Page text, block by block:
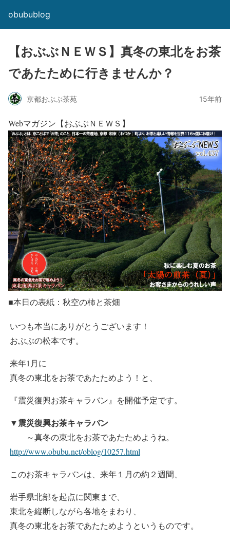
obubublog
【おぶぶＮＥＷＳ】真冬の東北をお茶
であたために行きませんか？
京都おぶぶ茶苑 15年前
Webマガジン【おぶぶＮＥＷＳ】
■本日の表紙：秋空の柿と茶畑
いつも本当にありがとうございます！
おぶぶの松本です。
来年1月に
真冬の東北をお茶であたためよう！と、
『震災復興お茶キャラバン』を開催予定です。
▼震災復興お茶キャラバン
～真冬の東北をお茶であたためようね。
http://www.obubu.net/oblog/10257.html
このお茶キャラバンは、来年１月の約２週間、
岩手県北部を起点に関東まで、
東北を縦断しながら各地をまわり、
真冬の東北をお茶であたためようというものです。